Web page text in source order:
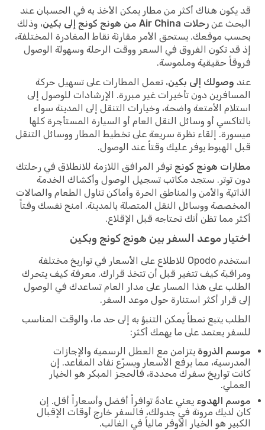
قد يكون هناك أكثر من مطار يمكن الأخذ به في الحسبان عند
البحث عن رحلات Air China من هونج كونج إلى بكين
، وذلك
بحسب موقعك. يستحق الأمر مقارنة نقاط المغادرة المختلفة،
إذ قد تكون الفروق في السعر ووقت الرحلة وسهولة الوصول
فروقاً حقيقية وملموسة.
عند وصولك إلى بكين، تعمل المطارات على تسهيل حركة
المسافرين دون تأخيرات غير مبررة. الإرشادات للوصول إلى
استلام الأمتعة واضحة، وخيارات التنقل إلى المدينة سواء
بالتاكسي أو وسائل النقل العام أو السيارة المستأجرة كلها
ميسورة. إلقاء نظرة سريعة على تخطيط المطار ووسائل التنقل
قبل الهبوط يوفر عليك وقتاً عند الوصول.
مطارات هونج كونج توفر المرافق اللازمة للانطلاق في رحلتك
دون توتر. ستجد مكاتب تسجيل الوصول وأكشاك الخدمة
الذاتية والأمن والمناطق الحرة وأماكن تناول الطعام والصالات
المخصصة ووسائل النقل المتصلة بالمدينة. امنح نفسك وقتاً
أكثر مما تظن أنك تحتاجه قبل الإقلاع.
اختيار موعد السفر بين هونج كونج وبكين
استخدم Opodo للاطلاع على الأسعار في تواريخ مختلفة
ومراقبة كيف تتغير قبل أن تتخذ قرارك. معرفة كيف يتحرك
الطلب على هذا المسار على مدار العام تساعدك في الوصول
إلى قرار أكثر استنارة حول موعد السفر.
الطلب يتبع نمطاً يمكن التنبؤ به إلى حد ما، والوقت المناسب
للسفر يعتمد على ما يهمك أكثر:
موسم الذروة يتزامن مع العطل الرسمية والإجازات
المدرسية، مما يرفع الأسعار ويسرّع نفاد المقاعد. إن
كانت تواريخ سفرك محددة، فالحجز المبكر هو الخيار
العملي.
موسم الهدوء يعني عادةً توافراً أفضل وأسعاراً أقل. إن
كان لديك مرونة في جدولك، فالسفر خارج أوقات الإقبال
الكبير هو الخيار الأوفر مالياً في الغالب.